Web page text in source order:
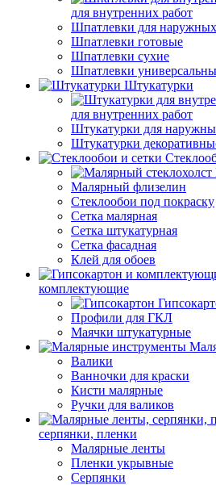
для внутренних работ
Шпатлевки для
Шпатлевки готовые
Шпатлевки сухие
Шпатлевки
Штукатурки
для внутренних работ
Штукатурки для
Штукатурки
Малярный флизелин
Стеклообои под покраску
Сетка малярная
Сетка штукатурная
Сетка фасадная
Клей для обоев
комплектующие
Профили для ГКЛ
Маячки штукатурные
Валики
Ванночки для краски
Кисти малярные
Ручки для валиков
серпянки, пленки
Малярные ленты
Пленки укрывные
Серпянки